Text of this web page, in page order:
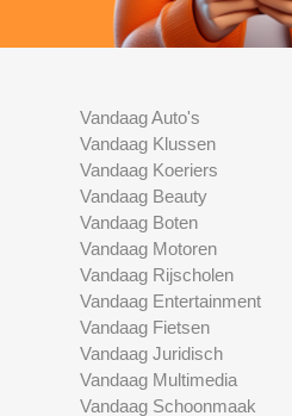
Vandaag Auto's
Vandaag Klussen
Vandaag Koeriers
Vandaag Beauty
Vandaag Boten
Vandaag Motoren
Vandaag Rijscholen
Vandaag Entertainment
Vandaag Fietsen
Vandaag Juridisch
Vandaag Multimedia
Vandaag Schoonmaak